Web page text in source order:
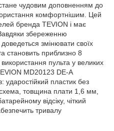
чудовим доповненням до
комфортнішим. Цей
бренда TEVION і має
збереженню
змінювати своїх
становить приблизно 8
пульта у великих
MD20123 DE-A
ударостійкий пластик без
товщина плати 1,6 мм,
відсіку, чіткий
тривалу